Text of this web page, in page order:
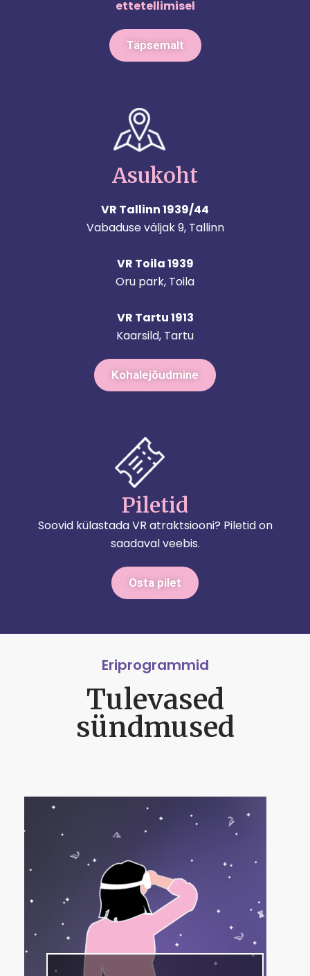
ettetellimisel
Täpsemalt
Asukoht
VR Tallinn 1939/44
Vabaduse väljak 9, Tallinn
VR Toila 1939
Oru park, Toila
VR Tartu 1913
Kaarsild, Tartu
Kohalejõudmine
Piletid
Soovid külastada VR atraktsiooni? Piletid on
saadaval veebis.
Osta pilet
Eriprogrammid
Tulevased
sündmused